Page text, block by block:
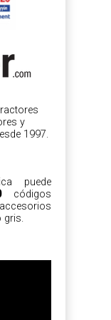
y
1997.
puede
códigos
gris.